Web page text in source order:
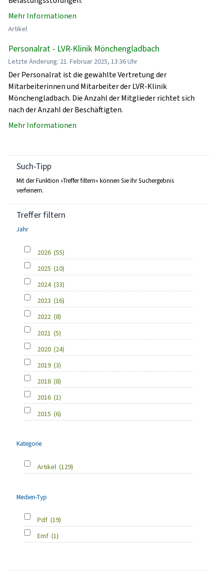
Mehr Informationen
Artikel
Personalrat - LVR-Klinik Mönchengladbach
Letzte Änderung: 21. Februar 2025, 13:36 Uhr
Der Personalrat ist die gewählte Vertretung der
Mitarbeiterinnen und Mitarbeiter der LVR-Klinik
Mönchengladbach. Die Anzahl der Mitglieder richtet sich
nach der Anzahl der Beschäftigten.
Mehr Informationen
Such-Tipp
Mit der Funktion »Treffer filtern« können Sie Ihr Suchergebnis
verfeinern.
Treffer filtern
Jahr
2026 (55)
2025 (10)
2024 (33)
2023 (16)
2022 (8)
2021 (5)
2020 (24)
2019 (3)
2018 (8)
2016 (1)
2015 (6)
Kategorie
Artikel (129)
Medien-Typ
Pdf (19)
Emf (1)